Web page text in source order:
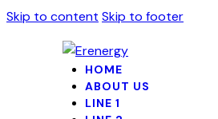
Skip to content Skip to footer
HOME
ABOUT US
LINE 1